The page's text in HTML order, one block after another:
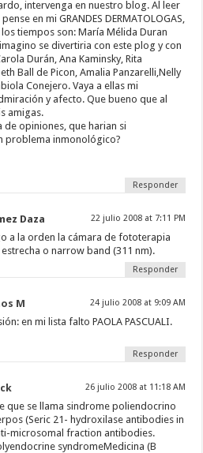
intervenga en nuestro blog. Al leer
en mi GRANDES DERMATOLOGAS,
tiempos son: María Mélida Duran
se divertiria con este plog y con
Durán, Ana Kaminsky, Rita
Ball de Picon, Amalia Panzarelli,Nelly
Conejero. Vaya a ellas mi
y afecto. Que bueno que al
amigas.
de opiniones, que harian si
problema inmonológico?
Responder
Daza 22 julio 2008 at 7:11 PM
a la orden la cámara de fototerapia
o narrow band (311 nm).
Responder
M 24 julio 2008 at 9:09 AM
en mi lista falto PAOLA PASCUALI.
Responder
26 julio 2008 at 11:18 AM
que se llama sindrome poliendocrino
(Seric 21- hydroxilase antibodies in
microsomal fraction antibodies.
syndromeMedicina (B